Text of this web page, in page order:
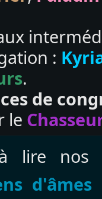
:
.
de
le
à lire
d'âmes